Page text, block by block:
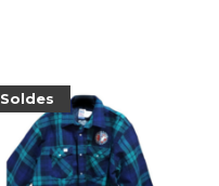
Soldes